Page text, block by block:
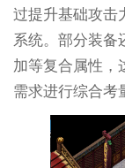
过提升基础攻击
系统。部分装备
加等复合属性，
需求进行综合考